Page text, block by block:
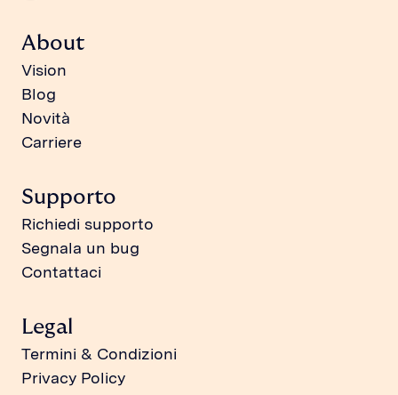
About
Vision
Blog
Novità
Carriere
Supporto
Richiedi supporto
Segnala un bug
Contattaci
Legal
Termini & Condizioni
Privacy Policy